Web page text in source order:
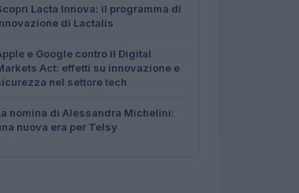
Lacta Innova: il programma di
di Lactalis
e Google contro il Digital
Act: effetti su innovazione e
nel settore tech
nomina di Alessandra Michelini:
nuova era per Telsy